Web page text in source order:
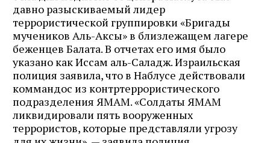
давно разыскиваемый лидер
террористической группировки «Бригады
мучеников Аль-Аксы» в близлежащем лагере
беженцев Балата. В отчетах его имя было
указано как Иссам аль-Саладж. Израильская
полиция заявила, что в Наблусе действовали
коммандос из контртеррористического
подразделения ЯМАМ. «Солдаты ЯМАМ
ликвидировали пять вооруженных
террористов, которые представляли угрозу